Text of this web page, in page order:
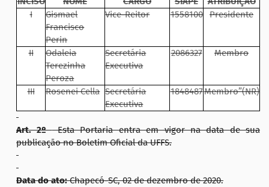
I
Gismael
Francisco
Perin
Vice-Reitor 1558100 Presidente
II
Odaleia
Terezinha
Peroza
Secretária
Executiva
2086327 Membro
III Rosenei Cella Secretária
Executiva
1848487Membro”(NR)
Art. 2ºEsta Portaria entra em vigor na data de sua
publicação no Boletim Oficial da UFFS.
Data do ato: Chapecó-SC, 02 de dezembro de 2020.